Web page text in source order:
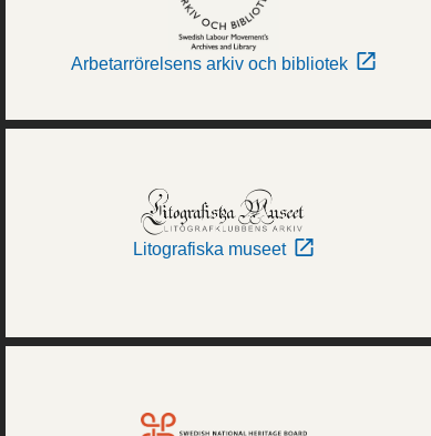
Arbetarrörelsens arkiv och bibliotek
Litografiska museet